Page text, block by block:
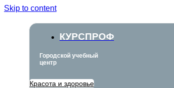
Skip to content
КУРСПРОФ
Городской учебный
центр
Красота и здоровье